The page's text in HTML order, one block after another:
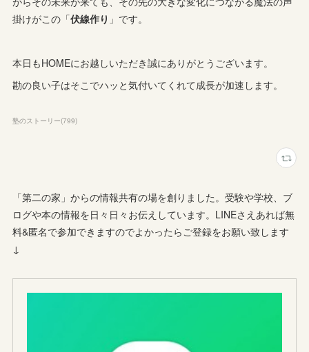
掛けがこの「伏線作り 」です。
本日もHOMEにお越しいただき誠にありがとうございます。
勘の良い子はそこでハッと気付いてくれて成長が加速します。
塾のストーリー(799)
「第二の家」からの情報共有の場を創りました。受験や学校、ブ
ログや本の情報を日々日々お伝えしています。LINEさえあれば無
料&匿名で参加できますのでよかったらご登録をお願い致します
↓